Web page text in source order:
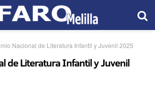
Nacional de Literatura Infantil y Juvenil 2025
de Literatura Infantil y Juvenil